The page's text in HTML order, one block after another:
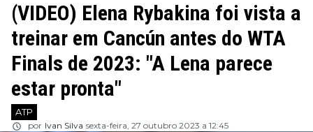
(VIDEO) Elena Rybakina foi vista a
treinar em Cancún antes do WTA
Finals de 2023: "A Lena parece
estar pronta"
ATP
por Ivan Silva sexta-feira, 27 outubro 2023 a 12:45